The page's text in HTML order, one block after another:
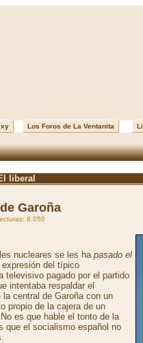
Los Foros de La Ventanita
liberal
Garoña
8.050
nucleares se les ha pasado el
expresión del típico
televisivo pagado por el partido
intentaba respaldar el
la central de Garoña con un
propio de la cajera de un
es que hable el tonto de la
que el socialismo español no